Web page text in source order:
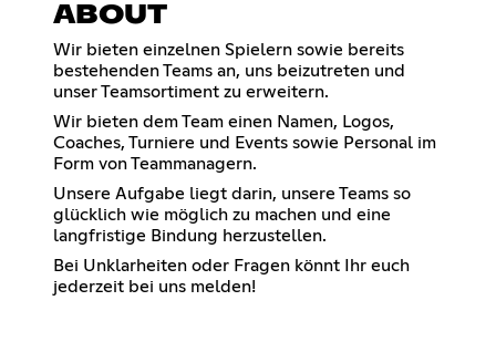
ABOUT
Wir bieten einzelnen Spielern sowie bereits
bestehenden Teams an, uns beizutreten und
unser Teamsortiment zu erweitern.
Wir bieten dem Team einen Namen, Logos,
Coaches, Turniere und Events sowie Personal im
Form von Teammanagern.
Unsere Aufgabe liegt darin, unsere Teams so
glücklich wie möglich zu machen und eine
langfristige Bindung herzustellen.
Bei Unklarheiten oder Fragen könnt Ihr euch
jederzeit bei uns melden!